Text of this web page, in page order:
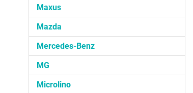
Maxus
Mazda
Mercedes-Benz
MG
Microlino